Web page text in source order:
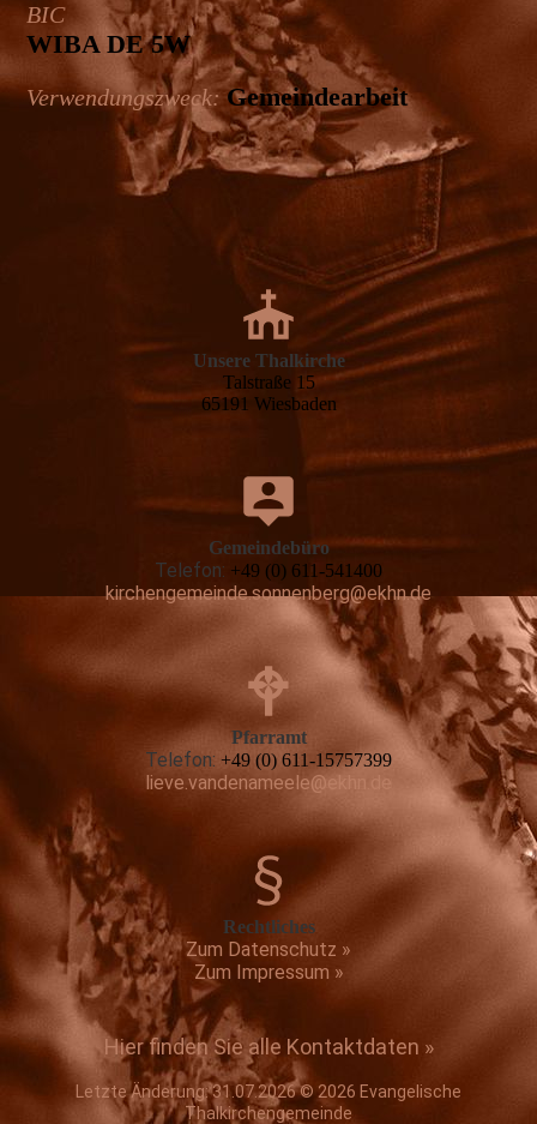
BIC
WIBA DE 5W
Verwendungszweck: Gemeinde­arbeit
Unsere Thalkirche
Talstraße 15
65191 Wiesbaden
Gemeindebüro
Telefon: +49 (0) 611-541400
kirchengemeinde.sonnenberg@ekhn.de
Pfarramt
Telefon: +49 (0) 611-15757399
lieve.vandenameele@ekhn.de
Rechtliches
Zum Datenschutz »
Zum Impressum »
Hier finden Sie alle Kontaktdaten »
Letzte Änderung: 31.07.2026 © 2026 Evangelische
Thalkirchengemeinde